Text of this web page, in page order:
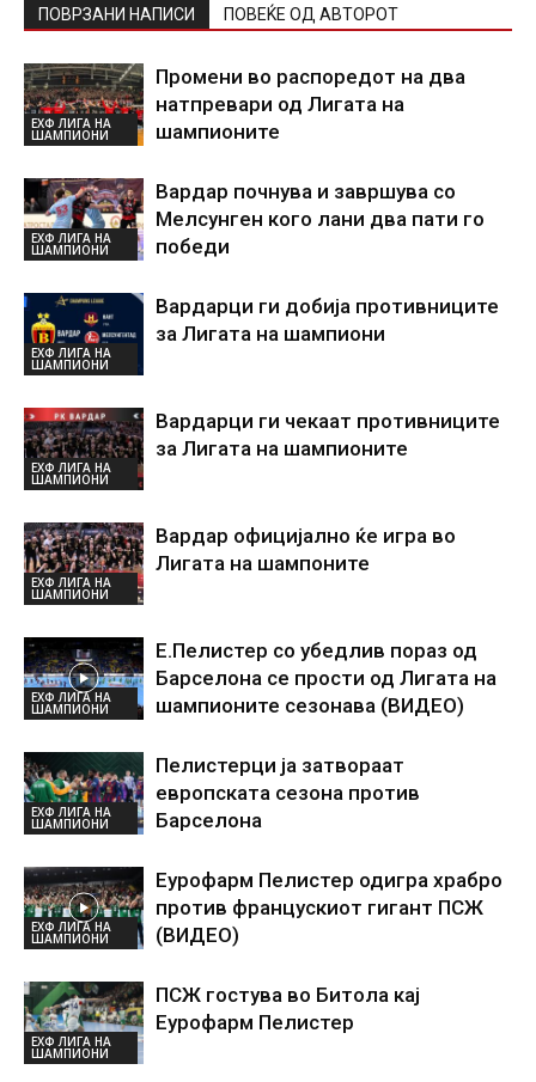
ПОВРЗАНИ НАПИСИ ПОВЕЌЕ ОД АВТОРОТ
ЕХФ ЛИГА НА
ШАМПИОНИ
Промени во распоредот на два
натпревари од Лигата на
шампионите
ЕХФ ЛИГА НА
ШАМПИОНИ
Вардар почнува и завршува со
Мелсунген кого лани два пати го
победи
ЕХФ ЛИГА НА
ШАМПИОНИ
Вардарци ги добија противниците
за Лигата на шампиони
ЕХФ ЛИГА НА
ШАМПИОНИ
Вардарци ги чекаат противниците
за Лигата на шампионите
ЕХФ ЛИГА НА
ШАМПИОНИ
Вардар официјално ќе игра во
Лигата на шампоните
ЕХФ ЛИГА НА
ШАМПИОНИ
Е.Пелистер со убедлив пораз од
Барселона се прости од Лигата на
шампионите сезонава (ВИДЕО)
ЕХФ ЛИГА НА
ШАМПИОНИ
Пелистерци ја затвораат
европската сезона против
Барселона
ЕХФ ЛИГА НА
ШАМПИОНИ
Еурофарм Пелистер одигра храбро
против францускиот гигант ПСЖ
(ВИДЕО)
ЕХФ ЛИГА НА
ШАМПИОНИ
ПСЖ гостува во Битола кај
Еурофарм Пелистер